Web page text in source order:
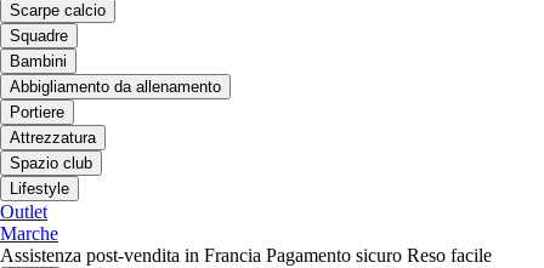
Scarpe calcio
Squadre
Bambini
Abbigliamento da allenamento
Portiere
Attrezzatura
Spazio club
Lifestyle
Outlet
Marche
Assistenza post-vendita in Francia Pagamento sicuro Reso facile